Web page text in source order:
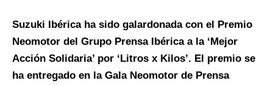
Suzuki Ibérica ha sido galardonada con el Premio
Neomotor del Grupo Prensa Ibérica a la ‘Mejor
Acción Solidaria’ por ‘Litros x Kilos’. El premio se
ha entregado en la Gala Neomotor de Prensa